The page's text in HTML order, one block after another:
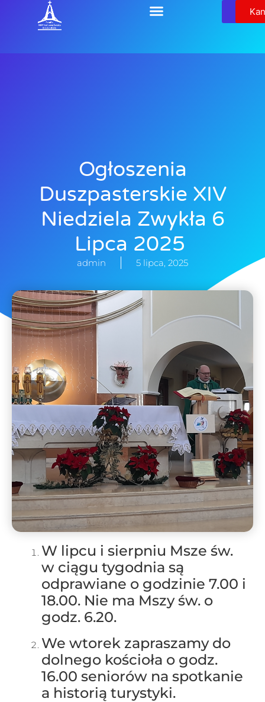
Ogłoszenia
Duszpasterskie XIV
Niedziela Zwykła 6
Lipca 2025
admin 5 lipca, 2025
W lipcu i sierpniu Msze św.
w ciągu tygodnia są
odprawiane o godzinie 7.00 i
18.00. Nie ma Mszy św. o
godz. 6.20.
We wtorek zapraszamy do
dolnego kościoła o godz.
16.00 seniorów na spotkanie
a historią turystyki.